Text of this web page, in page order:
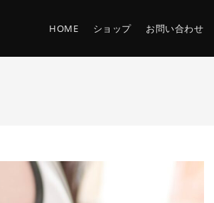
HOME ショップ お問い合わせ